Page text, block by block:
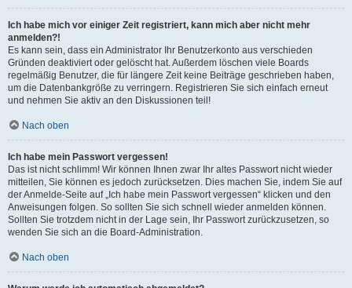
Ich habe mich vor einiger Zeit registriert, kann mich aber nicht mehr
anmelden?!
Es kann sein, dass ein Administrator Ihr Benutzerkonto aus verschieden
Gründen deaktiviert oder gelöscht hat. Außerdem löschen viele Boards
regelmäßig Benutzer, die für längere Zeit keine Beiträge geschrieben haben,
um die Datenbankgröße zu verringern. Registrieren Sie sich einfach erneut
und nehmen Sie aktiv an den Diskussionen teil!
Nach oben
Ich habe mein Passwort vergessen!
Das ist nicht schlimm! Wir können Ihnen zwar Ihr altes Passwort nicht wieder
mitteilen, Sie können es jedoch zurücksetzen. Dies machen Sie, indem Sie auf
der Anmelde-Seite auf „Ich habe mein Passwort vergessen“ klicken und den
Anweisungen folgen. So sollten Sie sich schnell wieder anmelden können.
Sollten Sie trotzdem nicht in der Lage sein, Ihr Passwort zurückzusetzen, so
wenden Sie sich an die Board-Administration.
Nach oben